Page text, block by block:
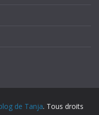
de Tanja. Tous droits